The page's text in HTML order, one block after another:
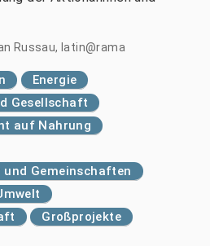
Russau, latin@rama
Energie
Gesellschaft
auf Nahrung
Gemeinschaften
Großprojekte